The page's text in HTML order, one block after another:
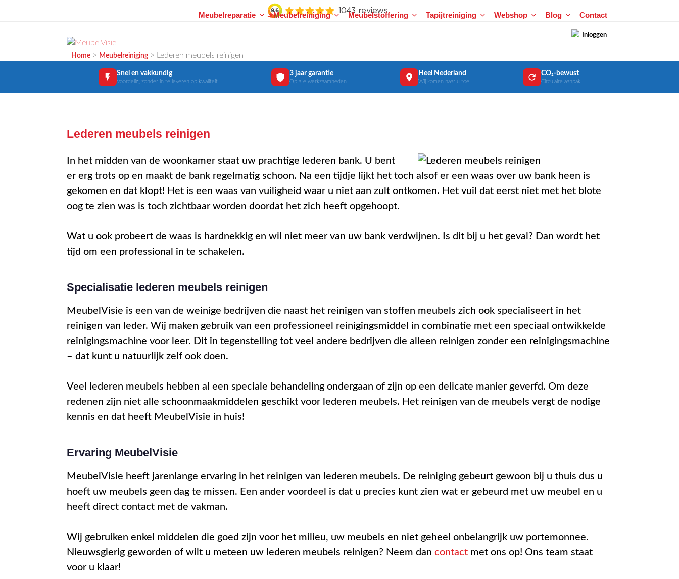
inhoud
Inloggen
MEUBELVISIE
Passie voor meubels
Meubelreparatie Meubelreiniging Meubelstoffering Tapijtreiniging Webshop Blog Contact
Home > Meubelreiniging > Lederen meubels reinigen
Snel en vakkundig
Voordelig, zonder in te leveren op kwaliteit
3 jaar garantie
Op alle werkzaamheden
Heel Nederland
Wij komen naar u toe
CO₂-bewust
Circulaire aanpak
Lederen meubels reinigen
In het midden van de woonkamer staat uw prachtige lederen bank. U bent
er erg trots op en maakt de bank regelmatig schoon. Na een tijdje lijkt het toch alsof er een waas over uw bank heen is
gekomen en dat klopt! Het is een waas van vuiligheid waar u niet aan zult ontkomen. Het vuil dat eerst niet met het blote
oog te zien was is toch zichtbaar worden doordat het zich heeft opgehoopt.
Wat u ook probeert de waas is hardnekkig en wil niet meer van uw bank verdwijnen. Is dit bij u het geval? Dan wordt het
tijd om een professional in te schakelen.
Specialisatie lederen meubels reinigen
MeubelVisie is een van de weinige bedrijven die naast het reinigen van stoffen meubels zich ook specialiseert in het
reinigen van leder. Wij maken gebruik van een professioneel reinigingsmiddel in combinatie met een speciaal ontwikkelde
reinigingsmachine voor leer. Dit in tegenstelling tot veel andere bedrijven die alleen reinigen zonder een reinigingsmachine
– dat kunt u natuurlijk zelf ook doen.
Veel lederen meubels hebben al een speciale behandeling ondergaan of zijn op een delicate manier geverfd. Om deze
redenen zijn niet alle schoonmaakmiddelen geschikt voor lederen meubels. Het reinigen van de meubels vergt de nodige
kennis en dat heeft MeubelVisie in huis!
Ervaring MeubelVisie
MeubelVisie heeft jarenlange ervaring in het reinigen van lederen meubels. De reiniging gebeurt gewoon bij u thuis dus u
hoeft uw meubels geen dag te missen. Een ander voordeel is dat u precies kunt zien wat er gebeurd met uw meubel en u
heeft direct contact met de vakman.
Wij gebruiken enkel middelen die goed zijn voor het milieu, uw meubels en niet geheel onbelangrijk uw portemonnee.
Nieuwsgierig geworden of wilt u meteen uw lederen meubels reinigen? Neem dan contact met ons op! Ons team staat
voor u klaar!